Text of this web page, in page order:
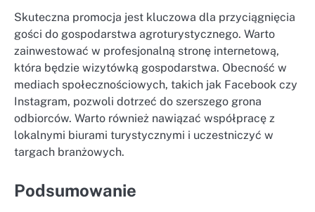
Skuteczna promocja jest kluczowa dla przyciągnięcia
gości do gospodarstwa agroturystycznego. Warto
zainwestować w profesjonalną stronę internetową,
która będzie wizytówką gospodarstwa. Obecność w
mediach społecznościowych, takich jak Facebook czy
Instagram, pozwoli dotrzeć do szerszego grona
odbiorców. Warto również nawiązać współpracę z
lokalnymi biurami turystycznymi i uczestniczyć w
targach branżowych.
Podsumowanie